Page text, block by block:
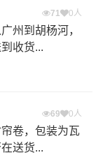
71 0人
州到胡杨河，
收货...
69 0人
卷，包装为瓦
送货...